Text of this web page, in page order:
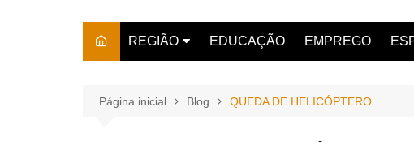
REGIÃO
AMPARO
EDUCAÇÃO EMPREGO
Página inicial Blog QUEDA DE HELICÓPTERO